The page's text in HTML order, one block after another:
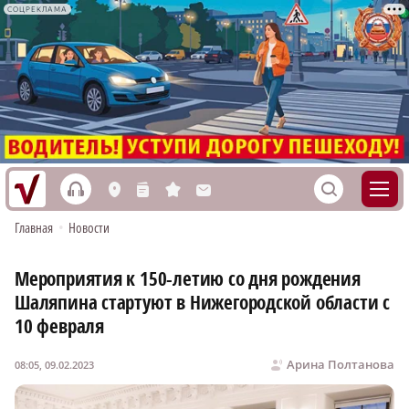
СОЦРЕКЛАМА
h L n s M S
Главная • Новости
Мероприятия к 150-летию со дня рождения
Шаляпина стартуют в Нижегородской области с
10 февраля
Арина Полтанова
08:05, 09.02.2023